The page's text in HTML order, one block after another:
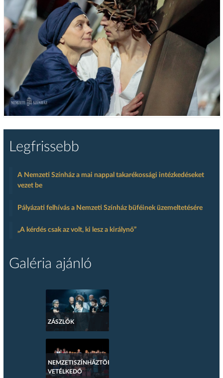
Legfrissebb
A Nemzeti Színház a mai nappal takarékossági intézkedéseket
vezet be
Pályázati felhívás a Nemzeti Színház büféinek üzemeltetésére
„A kérdés csak az volt, ki lesz a királynő”
Galéria ajánló
ZÁSZLÓK
NEMZETISZÍNHÁZTÖRTÉNETI
VETÉLKEDŐ